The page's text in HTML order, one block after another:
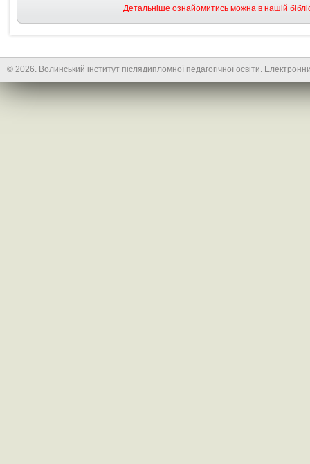
Детальніше ознайомитись можна в нашій
© 2026. Волинський інститут післядипломної педагогічної освіти.